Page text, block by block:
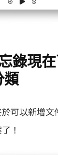
錄現
類
可以新增文
！